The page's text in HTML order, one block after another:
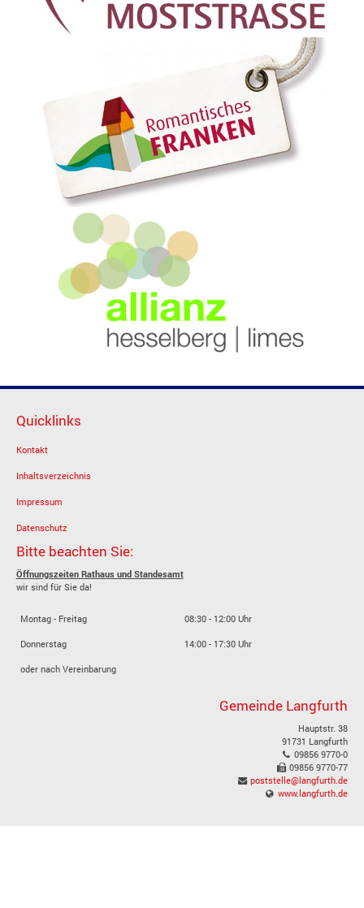
Quicklinks
Kontakt
Inhaltsverzeichnis
Impressum
Datenschutz
Bitte beachten Sie:
Öffnungszeiten Rathaus und Standesamt
wir sind für Sie da!
Montag - Freitag 08:30 - 12:00 Uhr
Donnerstag 14:00 - 17:30 Uhr
oder nach Vereinbarung
Gemeinde Langfurth
Hauptstr. 38
91731 Langfurth
09856 9770-0
09856 9770-77
poststelle@langfurth.de
www.langfurth.de